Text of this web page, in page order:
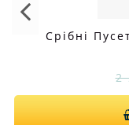
Срібні
2